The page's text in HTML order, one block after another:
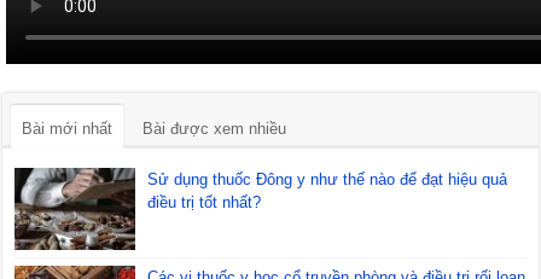
Bài mới nhất Bài được xem nhiều
Sử dụng thuốc Đông y như thế nào để đạt hiệu quả
điều trị tốt nhất?